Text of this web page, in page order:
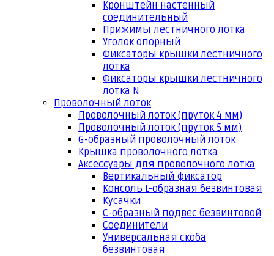
Кронштейн настенный
соединительный
Прижимы лестничного лотка
Уголок опорный
Фиксаторы крышки лестничного
лотка
Фиксаторы крышки лестничного
лотка N
Проволочный лоток
Проволочный лоток (пруток 4 мм)
Проволочный лоток (пруток 5 мм)
G-образный проволочный лоток
Крышка проволочного лотка
Аксессуары для проволочного лотка
Вертикальный фиксатор
Консоль L-образная безвинтовая
Кусачки
С-образный подвес безвинтовой
Соединители
Универсальная скоба
безвинтовая